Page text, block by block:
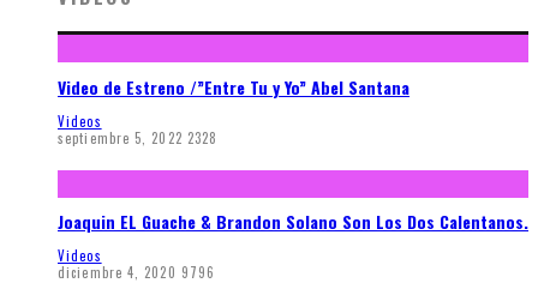
Video de Estreno /”Entre Tu y Yo” Abel Santana
Videos
septiembre 5, 2022 2328
Joaquin EL Guache & Brandon Solano Son Los Dos Calentanos.
Videos
diciembre 4, 2020 9796